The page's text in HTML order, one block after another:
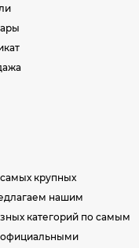
крупных
нашим
категорий по самым